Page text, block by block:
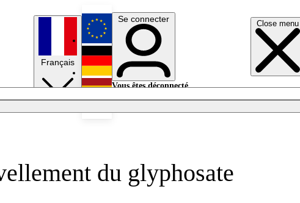
Close menu
Français
English
Deutsch
Se connecter
Vous êtes déconnecté.
du glyphosate